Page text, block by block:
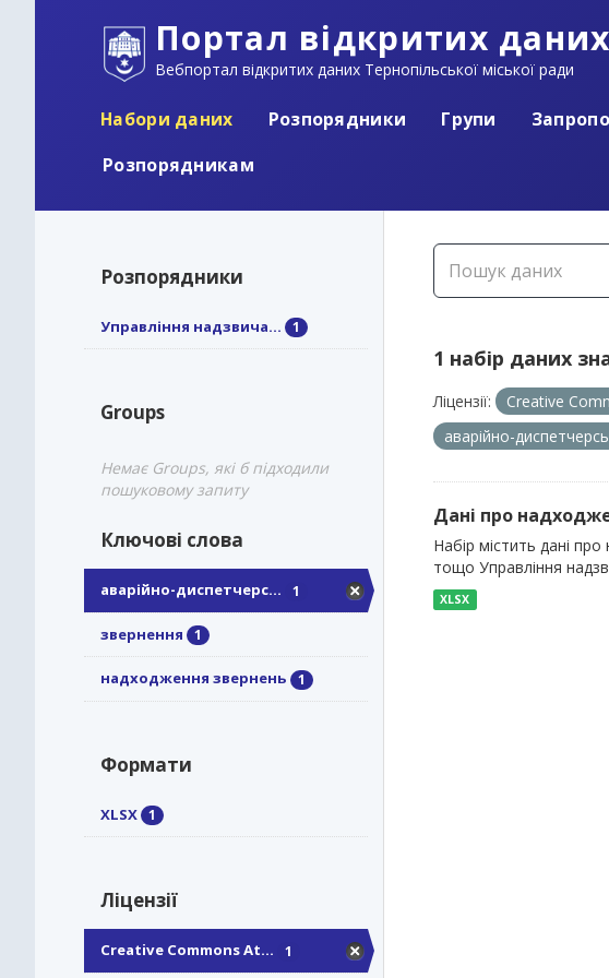
Портал відкритих
Вебпортал відкритих даних Тернопільської міської ради
Набори даних Розпорядники Групи
Розпорядникам
Розпорядники
Управління надзвича... 1
Groups
Немає Groups, які б підходили
пошуковому запиту
Ключові слова
аварійно-диспетчерс... 1
звернення 1
надходження звернень 1
Формати
XLSX 1
Ліцензії
Creative Commons At... 1
1 набір даних
Ліцензії: Creative
аварійно-
Дані про
Набір містить дані
тощо Управління
XLSX